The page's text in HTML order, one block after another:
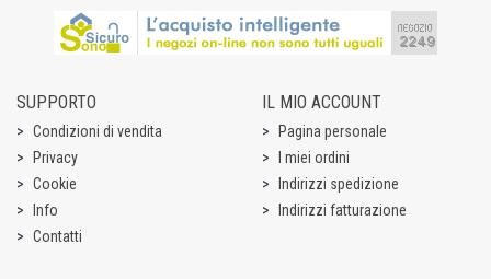
SUPPORTO
Condizioni di vendita
Privacy
Cookie
Info
Contatti
IL MIO ACCOUNT
Pagina personale
I miei ordini
Indirizzi spedizione
Indirizzi fatturazione